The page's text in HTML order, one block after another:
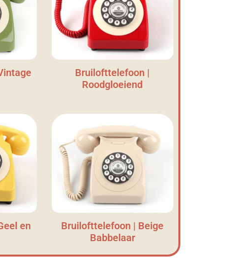
Bruilofttelefoon |
Roodgloeiend
en
Bruilofttelefoon | Beige
Babbelaar